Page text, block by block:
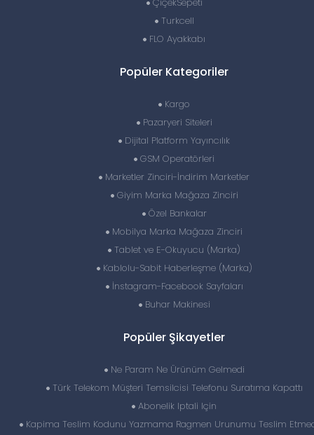
Turkcell
FLO Ayakkabı
Popüler Kategoriler
Kargo
Pazaryeri Siteleri
Dijital Platform Yayıncılık
GSM Operatörleri
Marketler Zinciri-İndirim Marketler
Giyim Marka Mağaza Zinciri
Özel Bankalar
Mobilya Marka Mağaza Zinciri
Tablet ve E-Okuyucu (Marka)
Kablolu-Sabit Haberleşme (Marka)
İnstagram-Facebook Sayfaları
Buhar Makinesi
Popüler Şikayetler
Ne Param Ne Ürünüm Gelmedi
Türk Telekom Müşteri Temsilcisi Telefonu Suratıma Kapattı
Abonelik Iptali Için
Kapima Teslim Kodunu Yazmama Ragmen Urunumu Teslim